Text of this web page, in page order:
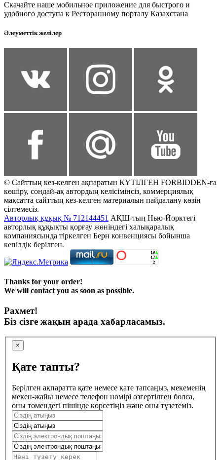
Скачайте наше мобильное приложение для быстрого и
удобного доступа к Ресторанному порталу Казахстана
Әлеуметтік желілер
© Сайттың кез-келген ақпаратын КҮТІЛГЕН FORBIDDEN-ға
көшіру, сондай-ақ автордың келісімінсіз, коммерциялық
мақсатта сайттың кез-келген материалын пайдалану көзін
сілтемесіз.
Авторлық құқық № 712144451 АҚШ-тың Нью-Йорктегі
авторлық құқықты қорғау жөніндегі халықаралық
компаниясында тіркелген Берн конвенциясы бойынша
кепілдік берілген.
Thanks for your order!
We will contact you as soon as possible.
Рахмет!
Біз сізге жақын арада хабарласамыз.
×
Қате тапты?
Берілген ақпаратта қате немесе қате тапсаңыз, мекеменің
мекен-жайы немесе телефон нөмірі өзгертілген болса,
оны төмендегі пішінде көрсетіңіз және оны түзетеміз.